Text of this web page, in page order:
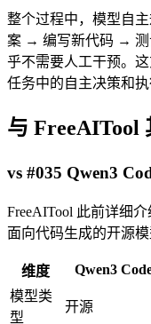
整个过程中，模型自
案 → 编写新代码 → 测
乎不需要人工干预。
任务中的自主决策和执
与 FreeAITool
vs #035 Qwen3
FreeAITool 此前详细介
面向代码生成的开源
维度 Qwen3
模型类
型
开源